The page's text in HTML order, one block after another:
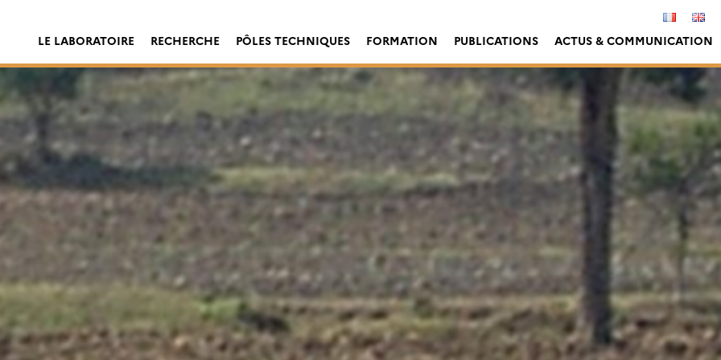
LE LABORATOIRE RECHERCHE PÔLES TECHNIQUES FORMATION PUBLICATIONS ACTUS & COMMUNICATION